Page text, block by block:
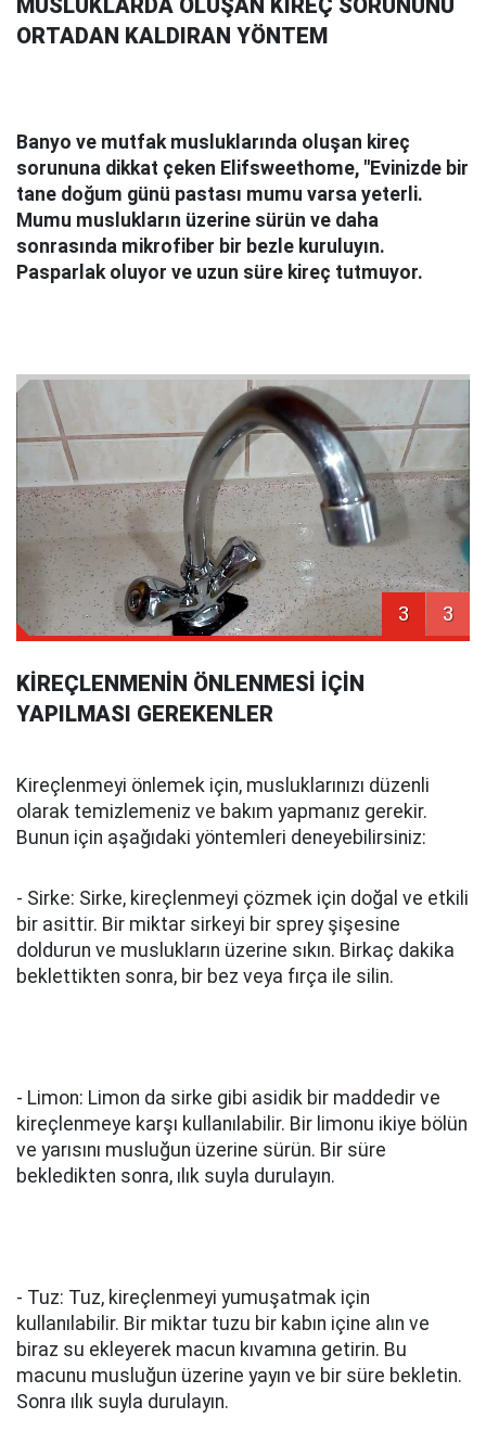
MUSLUKLARDA OLUŞAN KİREÇ SORUNUNU
ORTADAN KALDIRAN YÖNTEM
Banyo ve mutfak musluklarında oluşan kireç
sorununa dikkat çeken Elifsweethome, "Evinizde bir
tane doğum günü pastası mumu varsa yeterli.
Mumu muslukların üzerine sürün ve daha
sonrasında mikrofiber bir bezle kuruluyın.
Pasparlak oluyor ve uzun süre kireç tutmuyor.
3 3
KİREÇLENMENİN ÖNLENMESİ İÇİN
YAPILMASI GEREKENLER
Kireçlenmeyi önlemek için, musluklarınızı düzenli
olarak temizlemeniz ve bakım yapmanız gerekir.
Bunun için aşağıdaki yöntemleri deneyebilirsiniz:
- Sirke: Sirke, kireçlenmeyi çözmek için doğal ve etkili
bir asittir. Bir miktar sirkeyi bir sprey şişesine
doldurun ve muslukların üzerine sıkın. Birkaç dakika
beklettikten sonra, bir bez veya fırça ile silin.
- Limon: Limon da sirke gibi asidik bir maddedir ve
kireçlenmeye karşı kullanılabilir. Bir limonu ikiye bölün
ve yarısını musluğun üzerine sürün. Bir süre
bekledikten sonra, ılık suyla durulayın.
- Tuz: Tuz, kireçlenmeyi yumuşatmak için
kullanılabilir. Bir miktar tuzu bir kabın içine alın ve
biraz su ekleyerek macun kıvamına getirin. Bu
macunu musluğun üzerine yayın ve bir süre bekletin.
Sonra ılık suyla durulayın.